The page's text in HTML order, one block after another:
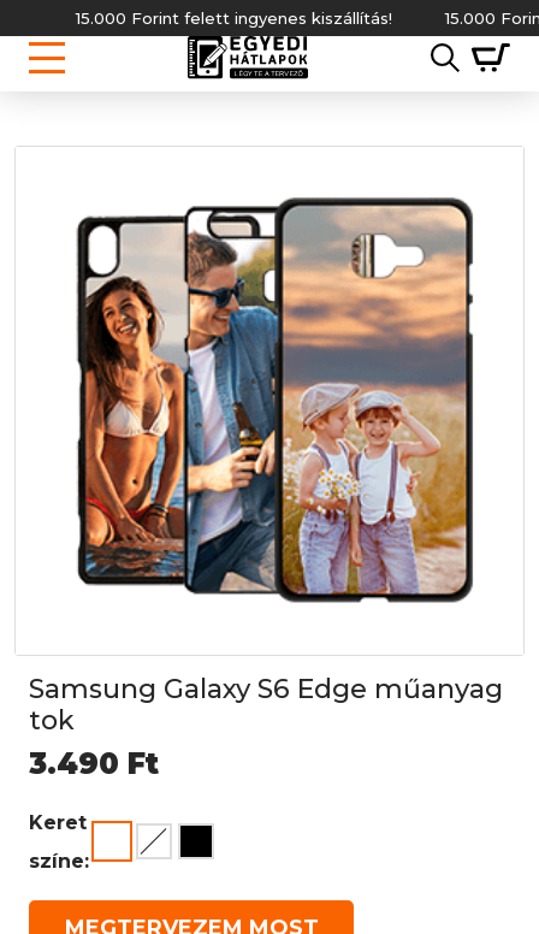
15.000 Forint felett ingyenes kiszállítás! 15.000 Forint
Samsung Galaxy S6 Edge műanyag
tok
3.490 Ft
Keret
színe:
MEGTERVEZEM MOST